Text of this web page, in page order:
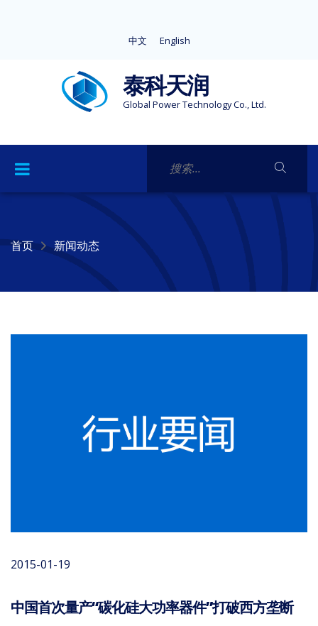
中文 English
泰科天润
Global Power Technology Co., Ltd.
首页 新闻动态
2015-01-19
中国首次量产“碳化硅大功率器件”打破西方垄断